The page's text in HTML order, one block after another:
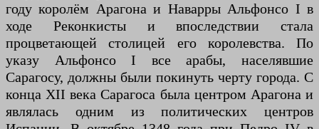
году королём Арагона и Наварры Альфонсо I в
ходе Реконкисты и впоследствии стала
процветающей столицей его королевства. По
указу Альфонсо I все арабы, населявшие
Сарагосу, должны были покинуть черту города. С
конца XII века Сарагоса была центром Арагона и
являлась одним из политических центров